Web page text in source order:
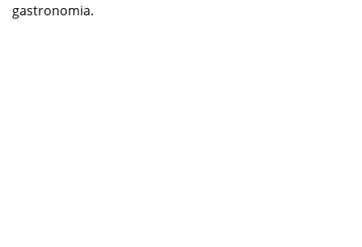
gastronomia.